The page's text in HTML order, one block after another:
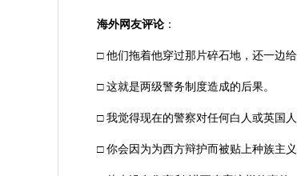
海外网友评论 ：
□ 他们拖着他穿过那片碎石地，还一边
□ 这就是两级警务制度造成的后果。
□ 我觉得现在的警察对任何白人或英国
□ 你会因为为西方辩护而被贴上种族主